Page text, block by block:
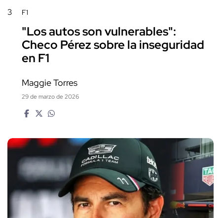
3 F1
"Los autos son vulnerables":
Checo Pérez sobre la inseguridad
en F1
Maggie Torres
29 de marzo de 2026